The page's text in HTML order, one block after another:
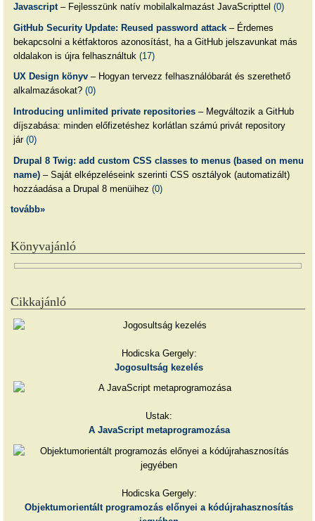
Javascript– Fejlesszünk natív mobilalkalmazást JavaScripttel (0)
GitHub Security Update: Reused password attack– Érdemes
bekapcsolni a kétfaktoros azonosítást, ha a GitHub jelszavunkat más
oldalakon is újra felhasználtuk (17)
UX Design könyv– Hogyan tervezz felhasználóbarát és szerethető
alkalmazásokat? (0)
Introducing unlimited private repositories– Megváltozik a GitHub
díjszabása: minden előfizetéshez korlátlan számú privát repository
jár (0)
Drupal 8 Twig: add custom CSS classes to menus (based on menu
name)– Saját elképzeléseink szerinti CSS osztályok (automatizált)
hozzáadása a Drupal 8 menüihez (0)
tovább»
Könyvajánló
Cikkajánló
Hodicska Gergely:
Jogosultság kezelés
Ustak:
A JavaScript metaprogramozása
Hodicska Gergely:
Objektumorientált programozás előnyei a kódújrahasznosítás